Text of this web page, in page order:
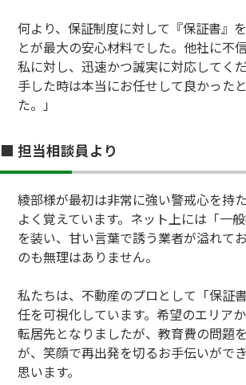
何より、保証制度に対して『保証書』
とが最大の安心材料でした。他社に不
私に対し、迅速かつ誠実に対応してく
手した時は本当にお任せして良かった
た。」
■ 担当相談員より
綾部様が最初は非常に強い警戒心を持
よく覚えています。ネット上には「一
を装い、甘い言葉で誘う業者が溢れて
のも無理はありません。
私たちは、不動産のプロとして「保証
任を可視化しています。希望のエリア
転居先となりましたが、教育費の問題
が、笑顔で再出発を切るお手伝いがで
思います。